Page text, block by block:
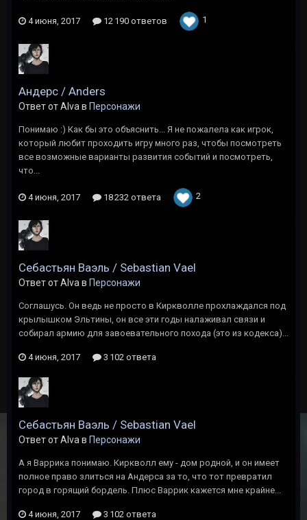
4 июня, 2017 12 190 ответов 1
Андерс / Anders
Ответ от Alva в Персонажи
Понимаю :) Как бы это объяснить... Я не пожалела как игрок,
который любит проходить игру много раз, чтобы посмотреть
все возможные варианты развития событий и посмотреть,
что...
4 июня, 2017 18 232 ответа 2
Себастьян Ваэль / Sebastian Vael
Ответ от Alva в Персонажи
Соглашусь. Он ведь не просто в Киркволле прохлаждался под
крылышком Эльтины, он все эти годы налаживал связи и
собирал армию для завоевательного похода (это из кодекса)...
4 июня, 2017 3 102 ответа
Себастьян Ваэль / Sebastian Vael
Ответ от Alva в Персонажи
А я Варрика понимаю. Киркволл ему - дом родной, и он имеет
полное право злиться на Андерса за то, что тот превратил
город в горящий бордель. Плюс Варрик кажется мне крайне...
4 июня, 2017 3 102 ответа